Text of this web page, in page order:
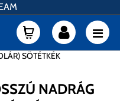
SÖTÉTKÉK
NADRÁG